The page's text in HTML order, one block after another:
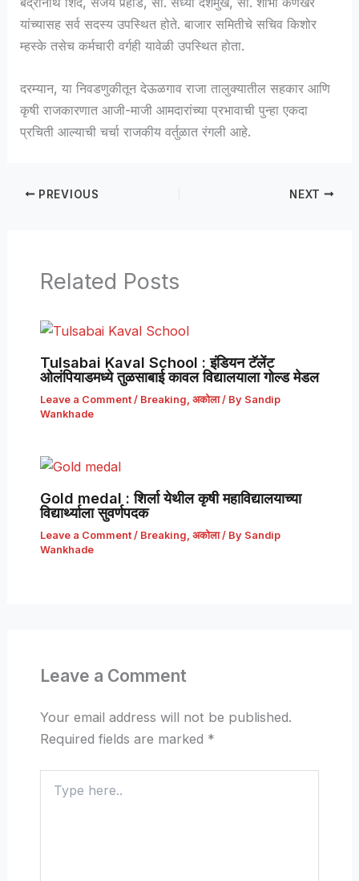
यांच्यासह सर्व सदस्य उपस्थित होते. बाजार समितीचे सचिव किशोर
म्हस्के तसेच कर्मचारी वर्गही यावेळी उपस्थित होता.
दरम्यान, या निवडणुकीतून देऊळगाव राजा तालुक्यातील सहकार आणि
कृषी राजकारणात आजी-माजी आमदारांच्या प्रभावाची पुन्हा एकदा
प्रचिती आल्याची चर्चा राजकीय वर्तुळात रंगली आहे.
PREVIOUS NEXT
Related Posts
Tulsabai Kaval School : इंडियन टॅलेंट
ओलंपियाडमध्ये तुळसाबाई कावल विद्यालयाला गोल्ड मेडल
Leave a Comment / Breaking, अकोला/ By Sandip
Wankhade
Gold medal : शिर्ला येथील कृषी महाविद्यालयाच्या
विद्यार्थ्याला सुवर्णपदक
Leave a Comment / Breaking, अकोला/ By Sandip
Wankhade
Leave a Comment
Your email address will not be published.
Required fields are marked *
here..